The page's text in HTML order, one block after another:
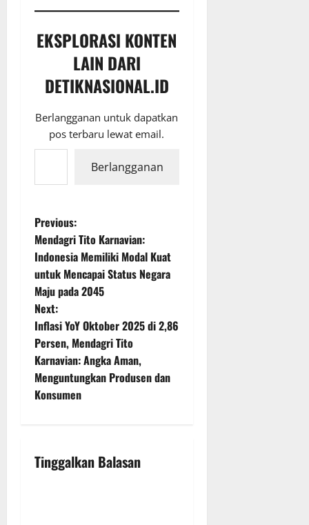
EKSPLORASI KONTEN
LAIN DARI
DETIKNASIONAL.ID
Berlangganan untuk dapatkan
pos terbaru lewat email.
Ketikkan email Anda...
Berlangganan
P
o
s
t
n
a
v
g
Previous:
Mendagri Tito Karnavian:
Indonesia Memiliki Modal Kuat
untuk Mencapai Status Negara
Maju pada 2045
Next:
Inflasi YoY Oktober 2025 di 2,86
Persen, Mendagri Tito
Karnavian: Angka Aman,
Menguntungkan Produsen dan
Konsumen
Tinggalkan Balasan